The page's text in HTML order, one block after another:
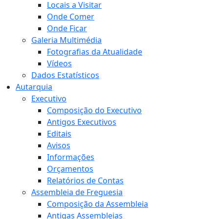
Locais a Visitar
Onde Comer
Onde Ficar
Galeria Multimédia
Fotografias da Atualidade
Vídeos
Dados Estatísticos
Autarquia
Executivo
Composição do Executivo
Antigos Executivos
Editais
Avisos
Informações
Orçamentos
Relatórios de Contas
Assembleia de Freguesia
Composição da Assembleia
Antigas Assembleias